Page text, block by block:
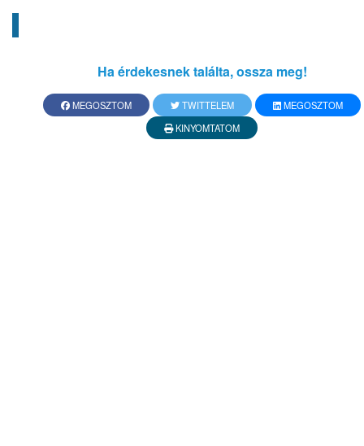
Ha érdekesnek találta, ossza meg!
MEGOSZTOM TWITTELEM
MEGOSZTOM
KINYOMTATOM